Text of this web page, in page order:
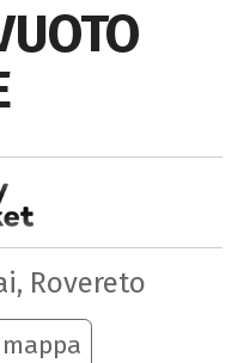
Rovereto